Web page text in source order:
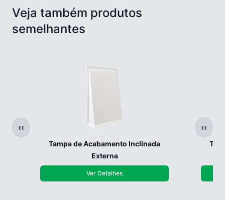
Veja também produtos
semelhantes
‹‹ ››
Tampa de Acabamento Inclinada
Externa
Ver Detalhes